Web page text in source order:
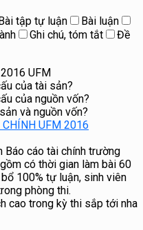
tập tự luận
Bài luận
Ghi chú, tóm tắt
Đề
UFM
của tài sản?
của nguồn vốn?
và nguồn vốn?
UFM 2016
Báo cáo tài chính trường
có thời gian làm bài 60
100% tự luận, sinh viên
phòng thi.
cao trong kỳ thi sắp tới nha